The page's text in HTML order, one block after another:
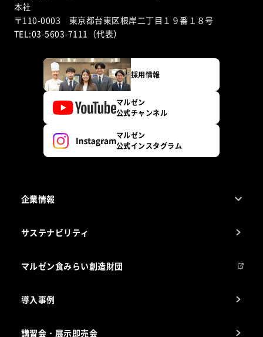
本社
〒110-0003 東京都台東区根岸二丁目１９番１８号
TEL:03-5603-7111（代表）
採用情報
マルゼン
公式チャンネル
マルゼン
公式インスタグラム
企業情報
会社組織
製品の開発
サステナビリティ
マルゼン食みらい創造財団
導入事例
講習会・展示即売会